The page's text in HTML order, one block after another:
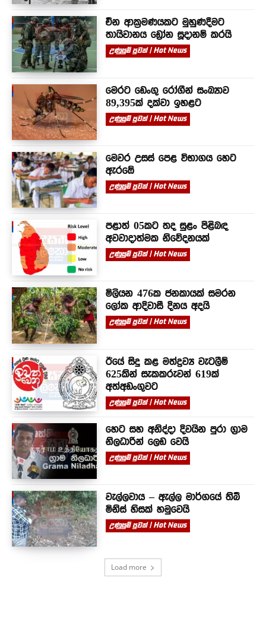
චීන ආක්‍රමණයකට මුහුණදීමට
තායිවානය ඩ්‍රෝන සූදානම් කරයි
උණුසුම් පුවත් | Hot News
මෙරට ඩෙංගු රෝගීන් සංඛ්‍යාව
89,395ක් දක්වා ඉහළට
උණුසුම් පුවත් | Hot News
මෙවර උසස් පෙළ විභාගය හෙට
ඇරඹේ
උණුසුම් පුවත් | Hot News
පළාත් 05කට තද සුළං පිළිබඳ
අවවාදාත්මක නිවේදනයක්
උණුසුම් පුවත් | Hot News
මිලියන 476ක ජනකායක් සමරන
ලෝක ආදිවාසී දිනය අදයි
උණුසුම් පුවත් | Hot News
ඊයේ සිදු කළ මත්ද්‍රව්‍ය වැටලීම්
625කින් සැකකරුවන් 619ක්
අත්අඩංගුවට
උණුසුම් පුවත් | Hot News
හෙට සහ අනිද්දා දිවයින පුරා ග්‍රාම
නිලධාරින් ලෙඩ වෙයි
උණුසුම් පුවත් | Hot News
වැල්ලවාය – ඇල්ල මාර්ගයේ තිබී
මිනිස් හිසක් හමුවෙයි
උණුසුම් පුවත් | Hot News
Load more